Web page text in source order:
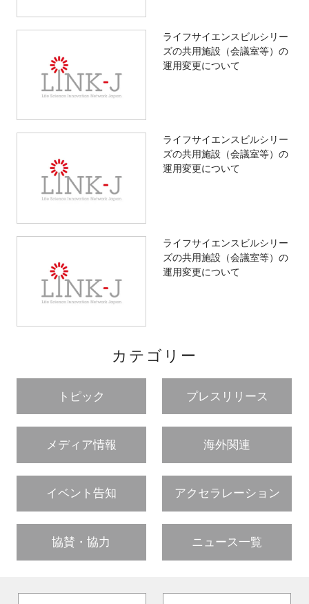
ライフサイエンスビルシリー
ズの共用施設（会議室等）の
運用変更について
ライフサイエンスビルシリー
ズの共用施設（会議室等）の
運用変更について
ライフサイエンスビルシリー
ズの共用施設（会議室等）の
運用変更について
カテゴリー
トピック プレスリリース
メディア情報 海外関連
イベント告知 アクセラレーション
協賛・協力 ニュース一覧